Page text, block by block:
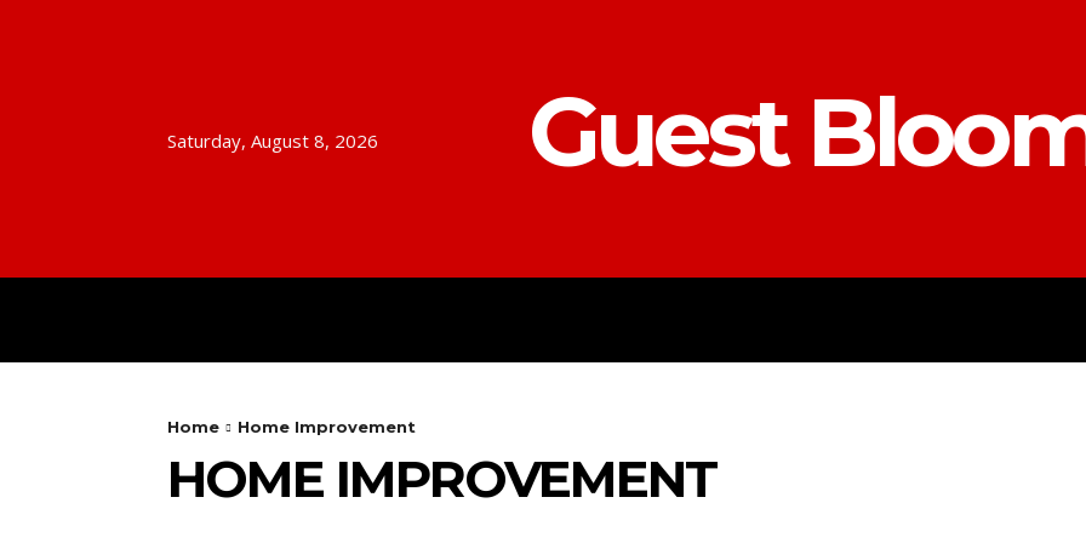
Saturday, August 8, 2026 Guest
Home Home Improvement
HOME IMPROVEMENT